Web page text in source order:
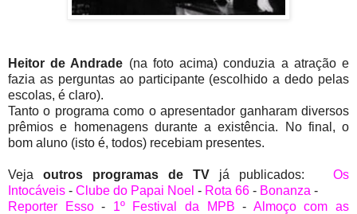
Heitor de Andrade (na foto acima) conduzia a atração e
fazia as perguntas ao participante (escolhido a dedo pelas
escolas, é claro).
Tanto o programa como o apresentador ganharam diversos
prêmios e homenagens durante a existência. No final, o
bom aluno (isto é, todos) recebiam presentes.
Veja outros programas de TV já publicados: Os
Intocáveis - Clube do Papai Noel - Rota 66 - Bonanza -
Reporter Esso- 1º Festival da MPB - Almoço com as